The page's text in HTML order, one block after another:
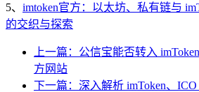
5、 imtoken官方：以太坊、私有链与
的交织与探索
上一篇：公信宝能否转入
方网站
下一篇：深入解析 imToken、